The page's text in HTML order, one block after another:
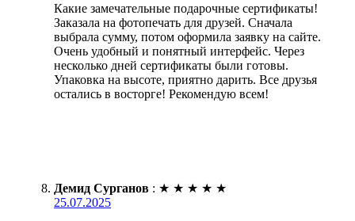
Какие замечательные подарочные сертификаты!
Заказала на фотопечать для друзей. Сначала
выбрала сумму, потом оформила заявку на сайте.
Очень удобный и понятный интерфейс. Через
несколько дней сертификаты были готовы.
Упаковка на высоте, приятно дарить. Все друзья
остались в восторге! Рекомендую всем!
Демид Сурганов : ★ ★ ★ ★ ★
25.07.2025